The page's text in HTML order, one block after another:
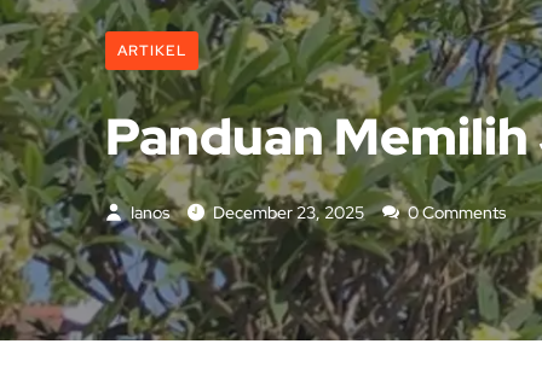
ARTIKEL
Panduan
Ianos December 23, 2025 0 Comments